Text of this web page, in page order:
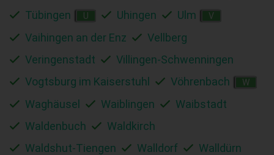
Tübingen
U Uhingen Ulm V
Vaihingen an der Enz
Vellberg
Veringenstadt
Villingen-Schwenningen
Vogtsburg im Kaiserstuhl
Vöhrenbach W
Waghäusel Waiblingen
Waibstadt
Waldenbuch
Waldkirch
Waldshut-Tiengen
Walldorf
Walldürn